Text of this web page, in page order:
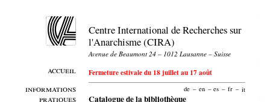
accueil
informations
pratiques
Centre International de Recherches sur
l'Anarchisme (CIRA)
Avenue de Beaumont 24 – 1012 Lausanne – Suisse
Fermeture estivale du 18 juillet au 17 août
de – en – es – fr – it
Catalogue de la bibliothèque